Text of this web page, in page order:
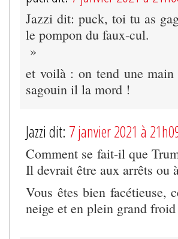
Jazzi dit: puck, toi tu as
le pompon du faux-cul.
»
et voilà : on tend une
sagouin il la mord !
Jazzi dit: 7 janvier 2021 à
Comment se fait-il que
Il devrait être aux arrêts ou
Vous êtes bien facétieuse,
neige et en plein grand froid